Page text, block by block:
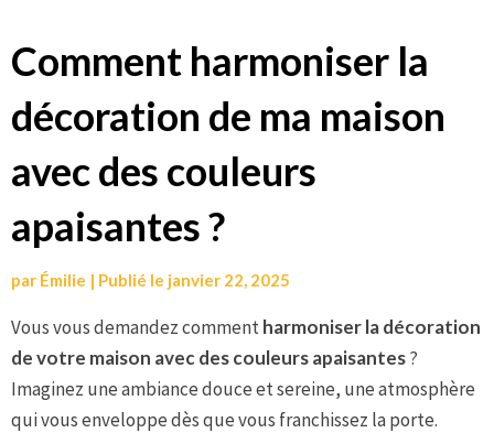
Aller
au
contenu
Comment harmoniser la
décoration de ma maison
avec des couleurs
apaisantes ?
par Émilie | Publié le janvier 22, 2025
Vous vous demandez commentharmoniser la décoration
de votre maison avec des couleurs apaisantes?
Imaginez une ambiance douce et sereine, une atmosphère
qui vous enveloppe dès que vous franchissez la porte.